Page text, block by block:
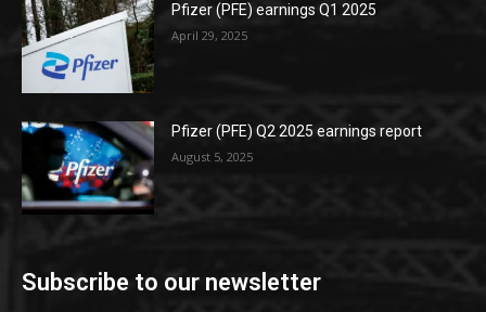
Pfizer (PFE) earnings Q1 2025
April 29, 2025
Pfizer (PFE) Q2 2025 earnings report
August 5, 2025
Subscribe to our newsletter